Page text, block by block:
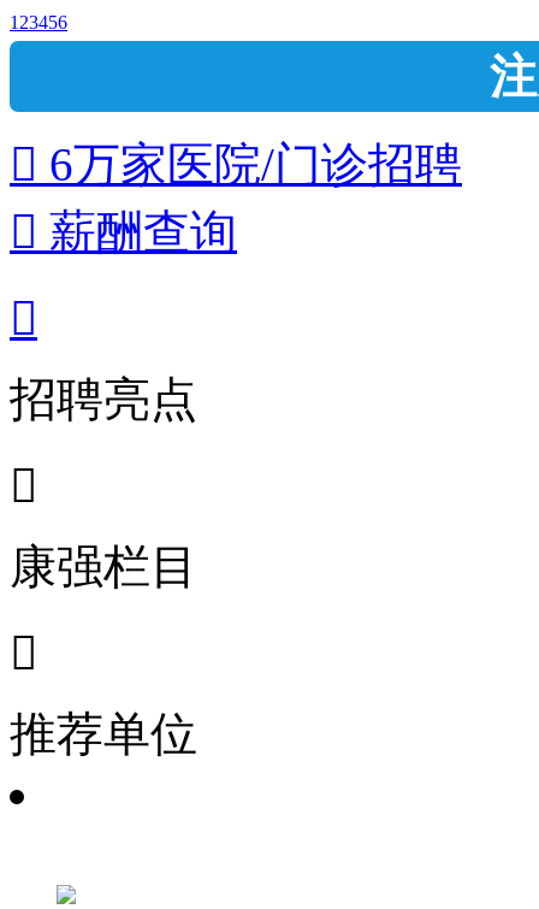
1 23456
 6万家医院/门诊招聘
 薪酬查询

招聘亮点

康强栏目

推荐单位